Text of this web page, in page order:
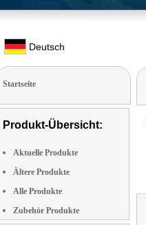
Deutsch
Startseite
Produkt-Übersicht:
Aktuelle Produkte
Ältere Produkte
Alle Produkte
Zubehör Produkte